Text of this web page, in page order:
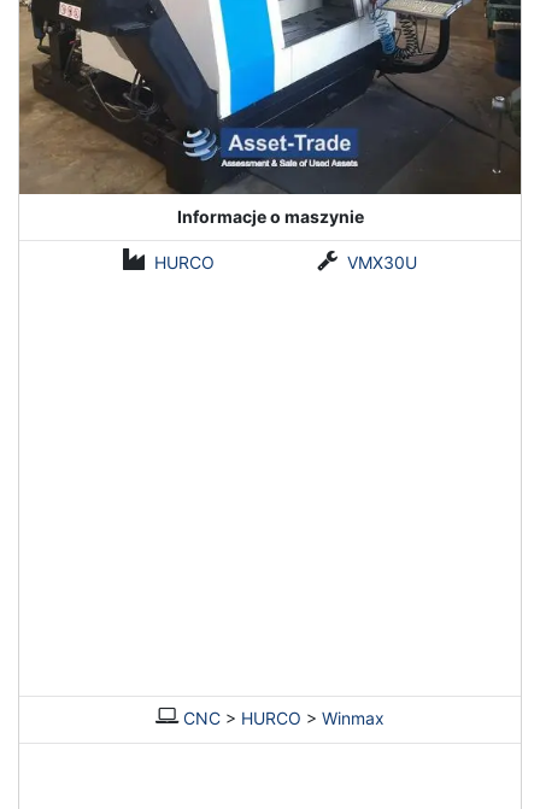
Informacje o maszynie
HURCO VMX30U
CNC > HURCO > Winmax